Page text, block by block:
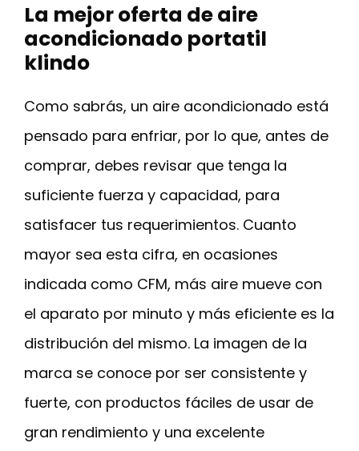
La mejor oferta de aire
acondicionado portatil
klindo
Como sabrás, un aire acondicionado está
pensado para enfriar, por lo que, antes de
comprar, debes revisar que tenga la
suficiente fuerza y capacidad, para
satisfacer tus requerimientos. Cuanto
mayor sea esta cifra, en ocasiones
indicada como CFM, más aire mueve con
el aparato por minuto y más eficiente es la
distribución del mismo. La imagen de la
marca se conoce por ser consistente y
fuerte, con productos fáciles de usar de
gran rendimiento y una excelente